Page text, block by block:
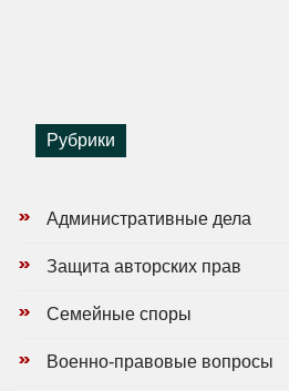
Рубрики
Административные дела
Защита авторских прав
Семейные споры
Военно-правовые вопросы